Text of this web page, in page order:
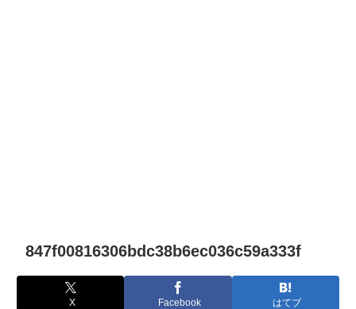
847f00816306bdc38b6ec036c59a333f
X Facebook はてブ